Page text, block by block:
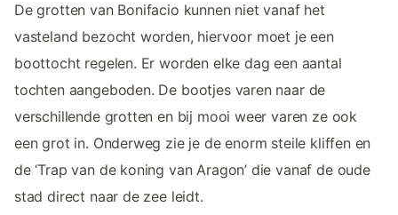
De grotten van Bonifacio kunnen niet vanaf het
vasteland bezocht worden, hiervoor moet je een
boottocht regelen. Er worden elke dag een aantal
tochten aangeboden. De bootjes varen naar de
verschillende grotten en bij mooi weer varen ze ook
een grot in. Onderweg zie je de enorm steile kliffen en
de ‘Trap van de koning van Aragon’ die vanaf de oude
stad direct naar de zee leidt.